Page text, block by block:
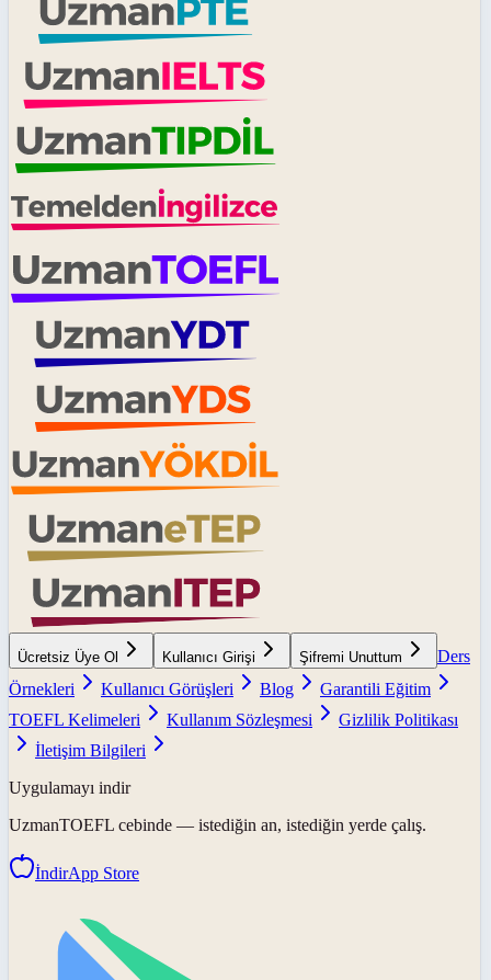
Ücretsiz Üye Ol Kullanıcı Girişi Şifremi Unuttum
Ders
Örnekleri
Kullanıcı Görüşleri Blog
Garantili Eğitim
TOEFL Kelimeleri
Kullanım Sözleşmesi
Gizlilik Politikası
İletişim Bilgileri
Uygulamayı indir
UzmanTOEFL cebinde — istediğin an, istediğin yerde çalış.
İndirApp Store